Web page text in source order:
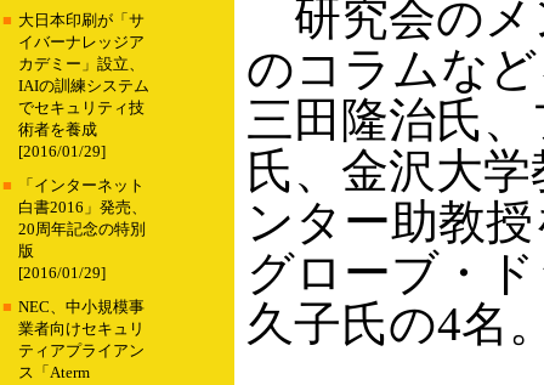
■ 大日本印刷が「サ
イバーナレッジア
カデミー」設立、
IAIの訓練システム
でセキュリティ技
術者を養成
[2016/01/29]
■
「インターネット
白書2016」発売、
20周年記念の特別
版
[2016/01/29]
■ NEC、中小規模事
業者向けセキュリ
ティアプライアン
ス「Aterm
研究会のメ
のコラムな
三田隆治氏
氏、金沢大
ンター助教
グローブ・
久子氏の4名